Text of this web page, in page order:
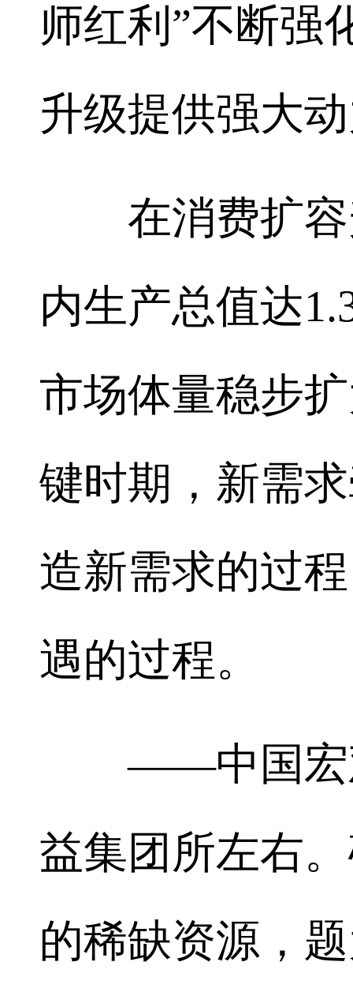
师红利”不断强
升级提供强大
在消费扩容
内生产总值达
市场体量稳步
键时期，新需
造新需求的过
遇的过程。
——中国宏观
益集团所左右
的稀缺资源，